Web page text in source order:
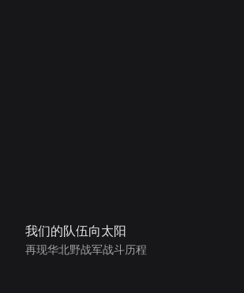
我们的队伍向太阳
再现华北野战军战斗历程